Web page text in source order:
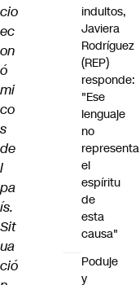
cio
ec
on
ó
mi
co
s
de
l
pa
ís.
Sit
ua
ció
indultos,
Javiera
Rodríguez
(REP)
responde:
"Ese
lenguaje
no
representa
el
espíritu
de
esta
causa"
Poduje
y